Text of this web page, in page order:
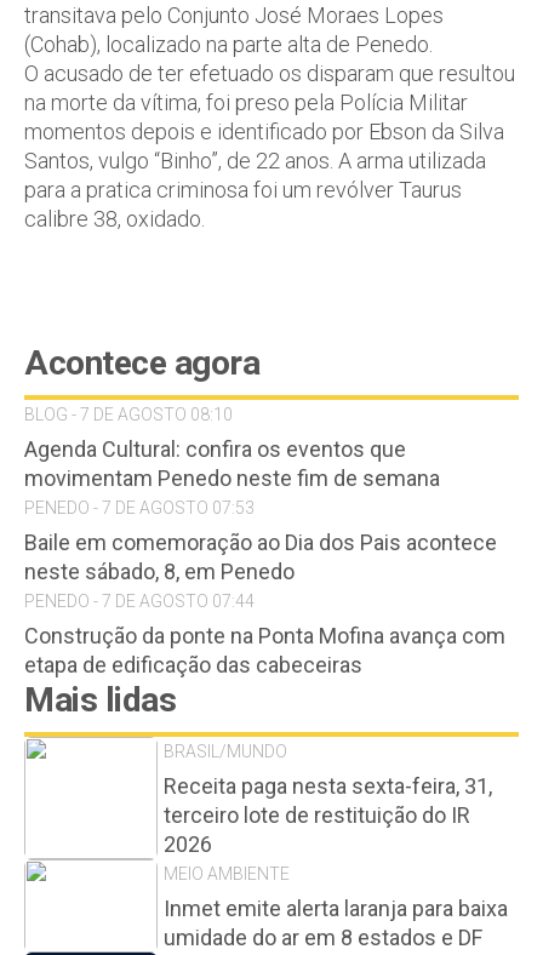
transitava pelo Conjunto José Moraes Lopes
(Cohab), localizado na parte alta de Penedo.
O acusado de ter efetuado os disparam que resultou
na morte da vítima, foi preso pela Polícia Militar
momentos depois e identificado por Ebson da Silva
Santos, vulgo “Binho”, de 22 anos. A arma utilizada
para a pratica criminosa foi um revólver Taurus
calibre 38, oxidado.
Acontece agora
BLOG - 7 DE AGOSTO 08:10
Agenda Cultural: confira os eventos que
movimentam Penedo neste fim de semana
PENEDO - 7 DE AGOSTO 07:53
Baile em comemoração ao Dia dos Pais acontece
neste sábado, 8, em Penedo
PENEDO - 7 DE AGOSTO 07:44
Construção da ponte na Ponta Mofina avança com
etapa de edificação das cabeceiras
Mais lidas
BRASIL/MUNDO
Receita paga nesta sexta-feira, 31,
terceiro lote de restituição do IR
2026
MEIO AMBIENTE
Inmet emite alerta laranja para baixa
umidade do ar em 8 estados e DF